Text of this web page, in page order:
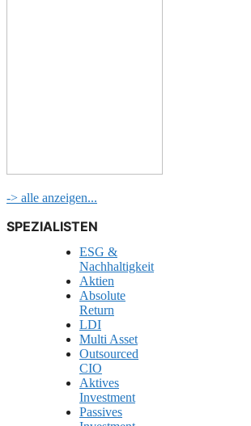
-> alle anzeigen...
SPEZIALISTEN
ESG &
Nachhaltigkeit
Aktien
Absolute
Return
LDI
Multi Asset
Outsourced
CIO
Aktives
Investment
Passives